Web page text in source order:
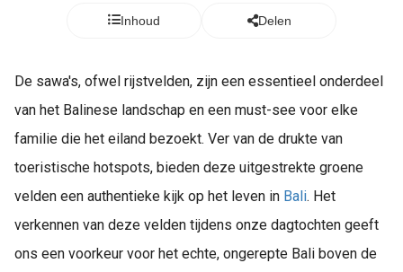
Inhoud Delen
De sawa's, ofwel rijstvelden, zijn een essentieel onderdeel
van het Balinese landschap en een must-see voor elke
familie die het eiland bezoekt. Ver van de drukte van
toeristische hotspots, bieden deze uitgestrekte groene
velden een authentieke kijk op het leven in Bali. Het
verkennen van deze velden tijdens onze dagtochten geeft
ons een voorkeur voor het echte, ongerepte Bali boven de